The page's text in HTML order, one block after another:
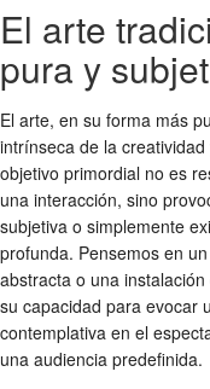
El arte
pura y
El arte, en su forma más
intrínseca de la
objetivo primordial no es
una interacción, sino
subjetiva o simplemente
profunda. Pensemos en
abstracta o una
su capacidad para evocar
contemplativa en el
una audiencia predefinida.